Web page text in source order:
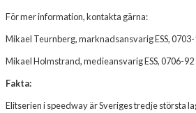
För mer information, kontakta gärna:
Mikael Teurnberg, marknadsansvarig ESS, 0703-
Mikael Holmstrand, medieansvarig ESS, 0706-92
Fakta:
Elitserien i speedway är Sveriges tredje största